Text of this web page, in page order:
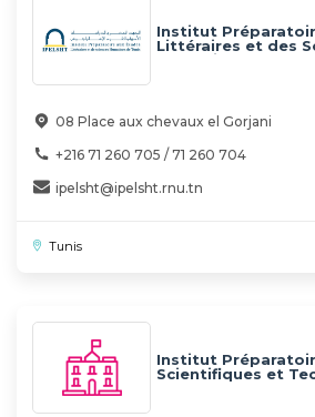
Institut
Littéraires et des
de Tunis - IPELSHT
08 Place aux chevaux el Gorjani
+216 71 260 705 / 71 260 704
ipelsht@ipelsht.rnu.tn
Tunis
Institut
Scientifiques et